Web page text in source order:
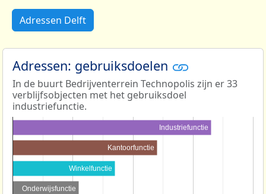
Adressen Delft
Adressen: gebruiksdoelen
In de buurt Bedrijventerrein Technopolis zijn er 33
verblijfsobjecten met het gebruiksdoel
industriefunctie.
Industriefunctie
Kantoorfunctie
Winkelfunctie
Onderwijsfunctie